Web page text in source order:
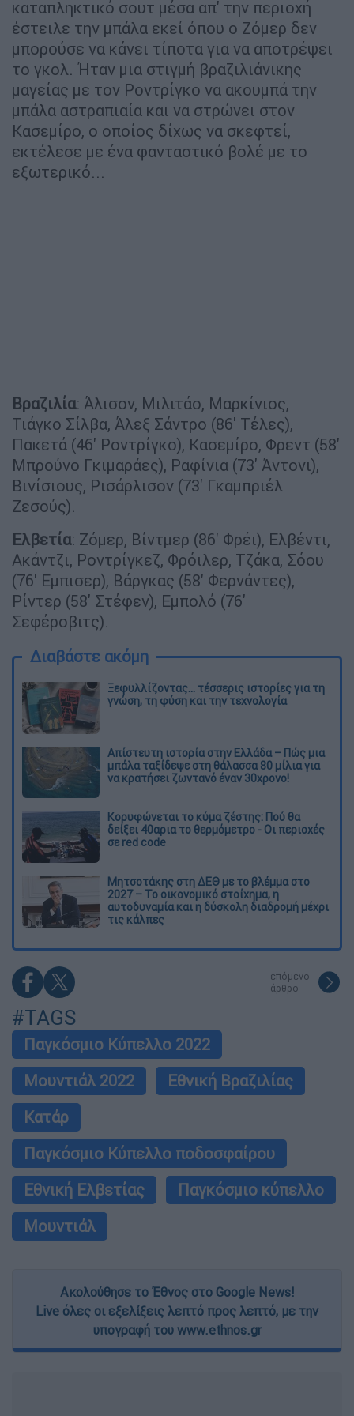
καταπληκτικό σουτ μέσα απ' την περιοχή
έστειλε την μπάλα εκεί όπου ο Ζόμερ δεν
μπορούσε να κάνει τίποτα για να αποτρέψει
το γκολ. Ήταν μια στιγμή βραζιλιάνικης
μαγείας με τον Ροντρίγκο να ακουμπά την
μπάλα αστραπιαία και να στρώνει στον
Κασεμίρο, ο οποίος δίχως να σκεφτεί,
εκτέλεσε με ένα φανταστικό βολέ με το
εξωτερικό...
Βραζιλία: Άλισον, Μιλιτάο, Μαρκίνιος,
Τιάγκο Σίλβα, Άλεξ Σάντρο (86' Τέλες),
Πακετά (46' Ροντρίγκο), Κασεμίρο, Φρεντ (58'
Μπρούνο Γκιμαράες), Ραφίνια (73' Άντονι),
Βινίσιους, Ρισάρλισον (73' Γκαμπριέλ
Ζεσούς).
Ελβετία: Ζόμερ, Βίντμερ (86' Φρέι), Ελβέντι,
Ακάντζι, Ροντρίγκεζ, Φρόιλερ, Τζάκα, Σόου
(76' Εμπισερ), Βάργκας (58' Φερνάντες),
Ρίντερ (58' Στέφεν), Εμπολό (76'
Σεφέροβιτς).
Διαβάστε ακόμη
Ξεφυλλίζοντας... τέσσερις ιστορίες για τη
γνώση, τη φύση και την τεχνολογία
Απίστευτη ιστορία στην Ελλάδα – Πώς μια
μπάλα ταξίδεψε στη θάλασσα 80 μίλια για
να κρατήσει ζωντανό έναν 30χρονο!
Κορυφώνεται το κύμα ζέστης: Πού θα
δείξει 40αρια το θερμόμετρο - Οι περιοχές
σε red code
Μητσοτάκης στη ΔΕΘ με το βλέμμα στο
2027 – Το οικονομικό στοίχημα, η
αυτοδυναμία και η δύσκολη διαδρομή μέχρι
τις κάλπες
επόμενο
άρθρο
#TAGS
Παγκόσμιο Κύπελλο 2022
Μουντιάλ 2022
Εθνική Βραζιλίας
Κατάρ
Παγκόσμιο Κύπελλο ποδοσφαίρου
Εθνική Ελβετίας
Παγκόσμιο κύπελλο
Μουντιάλ
Ακολούθησε το Έθνος στο Google News!
Live όλες οι εξελίξεις λεπτό προς λεπτό, με την
υπογραφή του www.ethnos.gr